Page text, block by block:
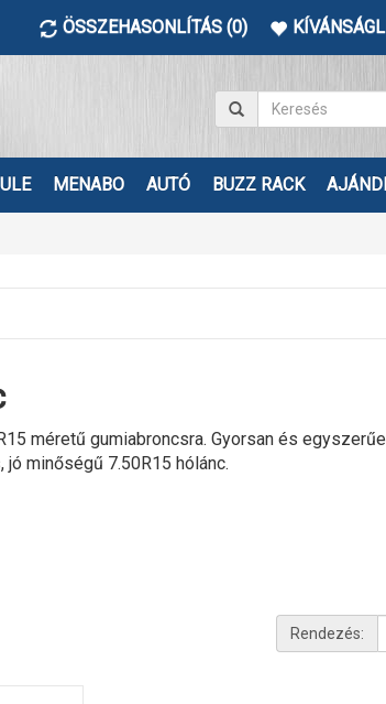
ÖSSZEHASONLÍTÁS (0)
MENABO AUTÓ BUZZ RACK
méretű gumiabroncsra. Gyorsan és
jó minőségű 7.50R15 hólánc.
Rendezés: